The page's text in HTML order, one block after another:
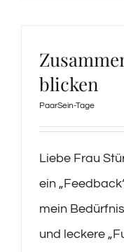
blicken
PaarSein-Tage
Liebe Frau
ein
mein
und leckere